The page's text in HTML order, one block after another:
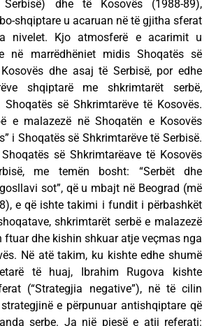
dhe të Kosovës (1988-89),
shqiptare u acaruan në të gjitha sferat
nivelet. Kjo atmosferë e acarimit u
në marrëdhëniet midis Shoqatës së
dhe asaj të Serbisë, por edhe
shqiptarë me shkrimtarët serbë,
Shoqatës së Shkrimtarëve të Kosovës.
e malazezë në Shoqatën e Kosovës
i Shoqatës së Shkrimtarëve të Serbisë.
së Shkrimtarëave të Kosovës
me temën bosht: “Serbët dhe
sot”, që u mbajt në Beograd (më
e që ishte takimi i fundit i përbashkët
shkrimtarët serbë e malazezë
ftuar dhe kishin shkuar atje veçmas nga
Në atë takim, ku kishte edhe shumë
të huaj, Ibrahim Rugova kishte
(“Strategjia negative”), në të cilin
e përpunuar antishqiptare që
serbe. Ja një pjesë e atij referati: